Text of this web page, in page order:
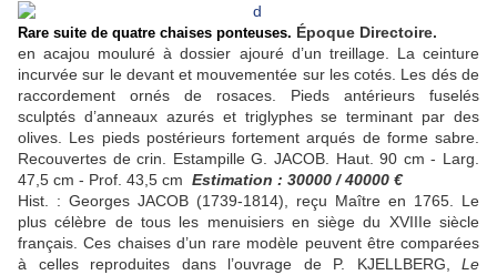
Rare suite de quatre chaises ponteuses. Époque Directoire.
en acajou mouluré à dossier ajouré d’un treillage. La ceinture
incurvée sur le devant et mouvementée sur les cotés. Les dés de
raccordement ornés de rosaces. Pieds antérieurs fuselés
sculptés d’anneaux azurés et triglyphes se terminant par des
olives. Les pieds postérieurs fortement arqués de forme sabre.
Recouvertes de crin. Estampille G. JACOB. Haut. 90 cm - Larg.
47,5 cm - Prof. 43,5 cm Estimation : 30000 / 40000 €
Hist. : Georges JACOB (1739-1814), reçu Maître en 1765. Le
plus célèbre de tous les menuisiers en siège du XVIIIe siècle
français. Ces chaises d’un rare modèle peuvent être comparées
à celles reproduites dans l’ouvrage de P. KJELLBERG, Le